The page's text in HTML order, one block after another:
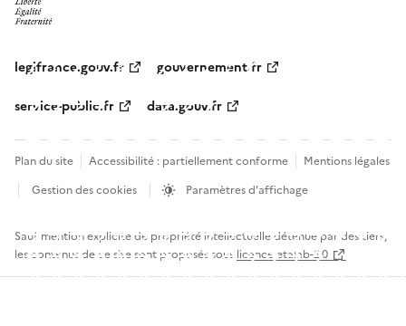
legifrance.gouv.fr gouvernement.fr
service-public.fr data.gouv.fr
Plan du site Accessibilité : partiellement conforme
Mentions légales
Gestion des cookies
Paramètres d'affichage
Sauf mention explicite de propriété intellectuelle détenue par des tiers,
les contenus de ce site sont proposés sous licence etalab-2.0